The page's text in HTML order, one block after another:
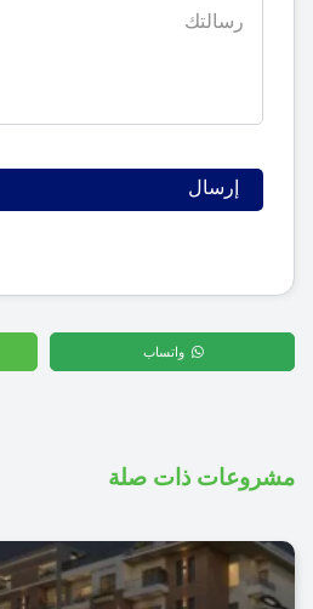
واتساب
مشروعات ذات صلة